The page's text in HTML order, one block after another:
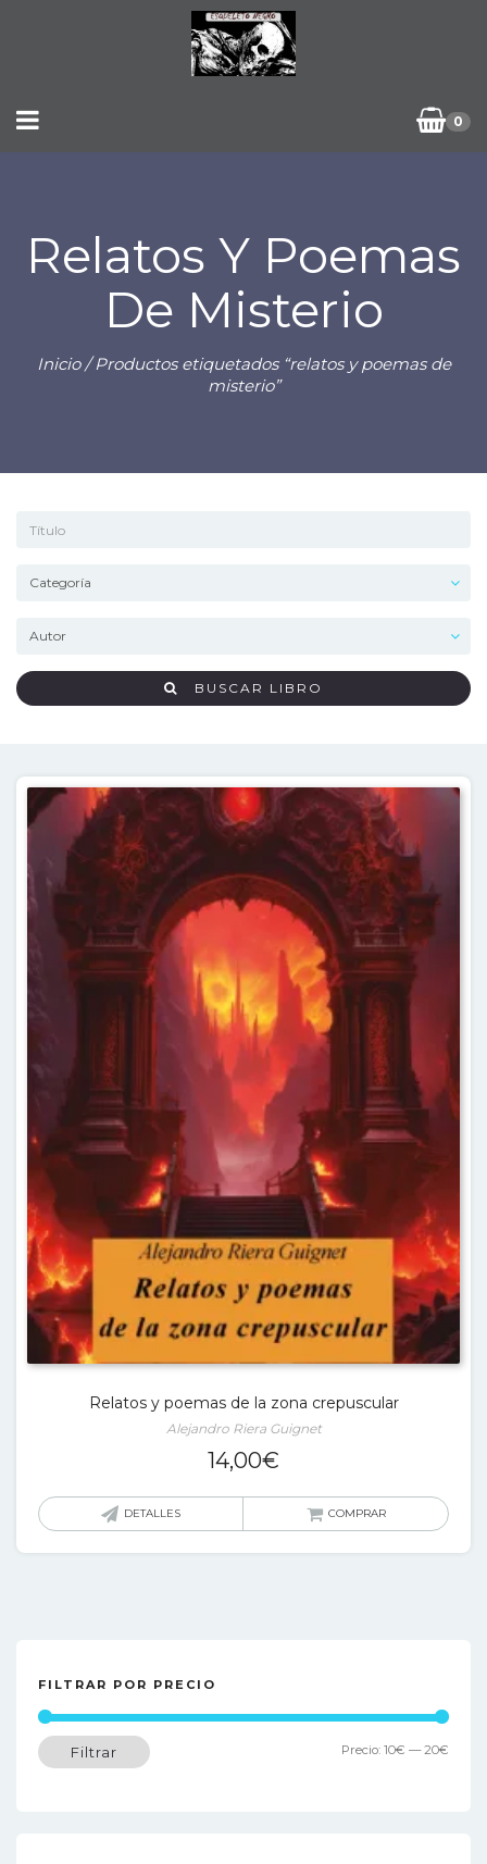
0
Relatos Y Poemas
De Misterio
Inicio/ Productos etiquetados “relatos y poemas de
misterio”
BUSCAR LIBRO
Relatos y poemas de la zona crepuscular
Alejandro Riera Guignet
14,00€
DETALLES COMPRAR
FILTRAR POR PRECIO
Filtrar Precio: 10€ —20€